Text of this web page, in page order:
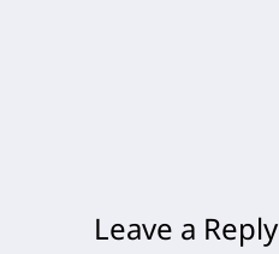
Leave a Reply